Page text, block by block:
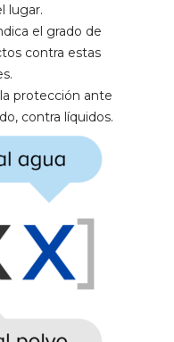
lugar.
el grado de
contra estas
protección ante
contra líquidos.